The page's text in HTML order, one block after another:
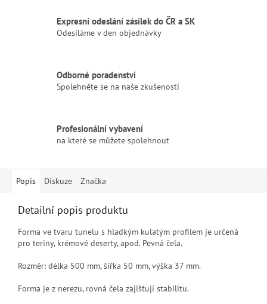
Expresní odeslání zásilek do ČR a SK
Odesíláme v den objednávky
Odborné poradenství
Spolehněte se na naše zkušenosti
Profesionální vybavení
na které se můžete spolehnout
Popis Diskuze Značka
Detailní popis produktu
Forma ve tvaru tunelu s hladkým kulatým profilem je určená
pro teriny, krémové deserty, apod. Pevná čela.
Rozměr: délka 500 mm, šířka 50 mm, výška 37 mm.
Forma je z nerezu, rovná čela zajišťují stabilitu.